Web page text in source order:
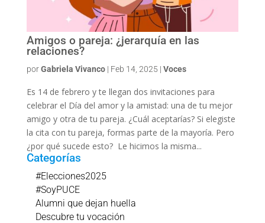
Amigos o pareja: ¿jerarquía en las
relaciones?
porGabriela Vivanco| Feb 14, 2025 | Voces
Es 14 de febrero y te llegan dos invitaciones para
celebrar el Día del amor y la amistad: una de tu mejor
amigo y otra de tu pareja. ¿Cuál aceptarías? Si elegiste
la cita con tu pareja, formas parte de la mayoría. Pero
¿por qué sucede esto? Le hicimos la misma...
Categorías
#Elecciones2025
#SoyPUCE
Alumni que dejan huella
Descubre tu vocación